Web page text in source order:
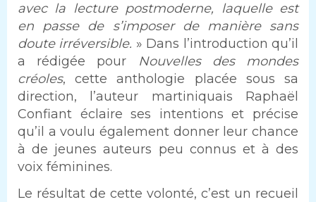
avec la lecture postmoderne, laquelle est
en passe de s’imposer de manière sans
doute irréversible. » Dans l’introduction qu’il
a rédigée pour
Nouvelles des mondes
créoles, cette anthologie placée sous sa
direction, l’auteur martiniquais Raphaël
Confiant éclaire ses intentions et précise
qu’il a voulu également donner leur chance
à de jeunes auteurs peu connus et à des
voix féminines.
Le résultat de cette volonté, c’est un recueil